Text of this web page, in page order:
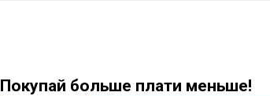
Покупай больше плати меньше!